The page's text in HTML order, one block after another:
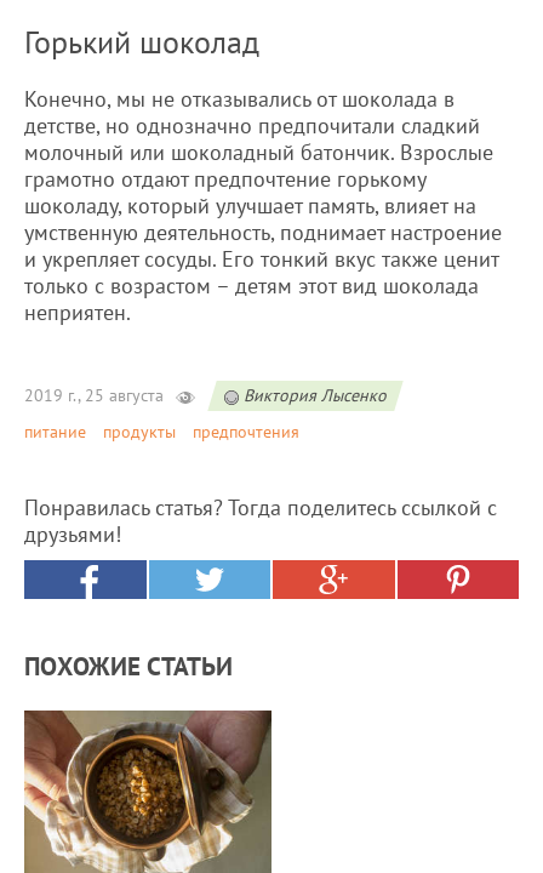
Горький шоколад
Конечно, мы не отказывались от шоколада в
детстве, но однозначно предпочитали сладкий
молочный или шоколадный батончик. Взрослые
грамотно отдают предпочтение горькому
шоколаду, который улучшает память, влияет на
умственную деятельность, поднимает настроение
и укрепляет сосуды. Его тонкий вкус также ценит
только с возрастом – детям этот вид шоколада
неприятен.
2019 г., 25 августа
Виктория Лысенко
питание
продукты предпочтения
Понравилась статья? Тогда поделитесь ссылкой с
друзьями!
ПОХОЖИЕ СТАТЬИ